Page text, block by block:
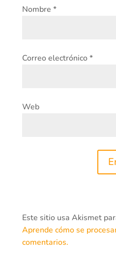
Nombre *
Correo electrónico*
Web
Este sitio usa Akismet
Aprende cómo se
comentarios.